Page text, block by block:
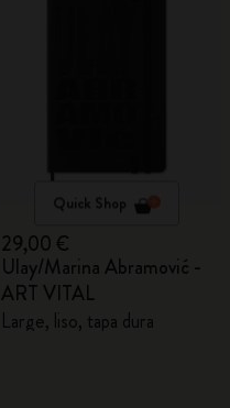
Quick Shop
29,00 €
Ulay/Marina Abramović -
ART VITAL
Large, liso, tapa dura